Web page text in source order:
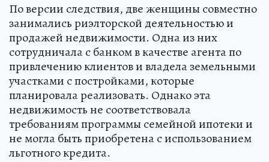
По версии следствия, две женщины совместно
занимались риэлторской деятельностью и
продажей недвижимости. Одна из них
сотрудничала с банком в качестве агента по
привлечению клиентов и владела земельными
участками с постройками, которые
планировала реализовать. Однако эта
недвижимость не соответствовала
требованиям программы семейной ипотеки и
не могла быть приобретена с использованием
льготного кредита.